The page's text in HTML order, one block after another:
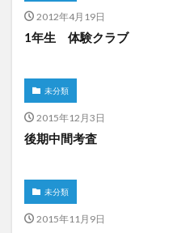
2012年4月19日
1年生 体験クラブ
未分類
2015年12月3日
後期中間考査
未分類
2015年11月9日